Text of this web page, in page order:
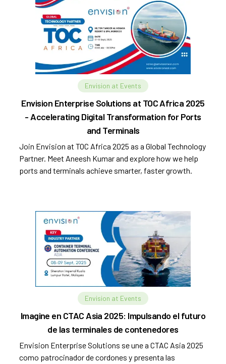
Envision at Events
Envision Enterprise Solutions at TOC Africa 2025
- Accelerating Digital Transformation for Ports
and Terminals
Join Envision at TOC Africa 2025 as a Global Technology
Partner. Meet Aneesh Kumar and explore how we help
ports and terminals achieve smarter, faster growth.
Envision at Events
Imagine en CTAC Asia 2025: Impulsando el futuro
de las terminales de contenedores
Envision Enterprise Solutions se une a CTAC Asia 2025
como patrocinador de cordones y presenta las